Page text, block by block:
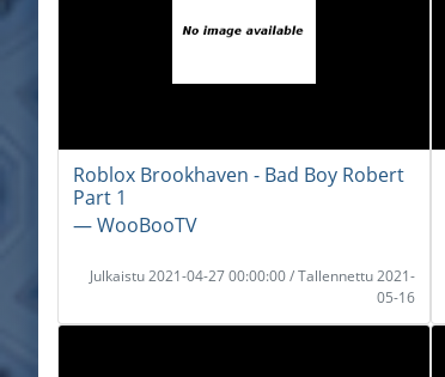
Roblox Brookhaven - Bad Boy Robert
Part 1
― WooBooTV
Julkaistu 2021-04-27 00:00:00 / Tallennettu 2021-
05-16